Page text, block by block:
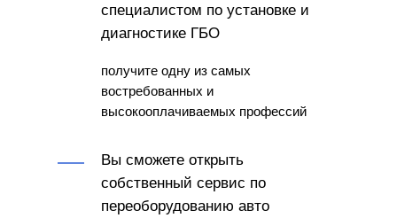
специалистом по установке и
диагностике ГБО
Вы сможете открыть
собственный сервис по
переоборудованию авто
получите одну из самых
востребованных и
высокооплачиваемых профессий